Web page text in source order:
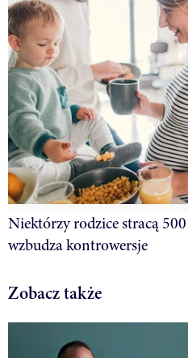
Niektórzy rodzice stracą
wzbudza kontrowersje
Zobacz także